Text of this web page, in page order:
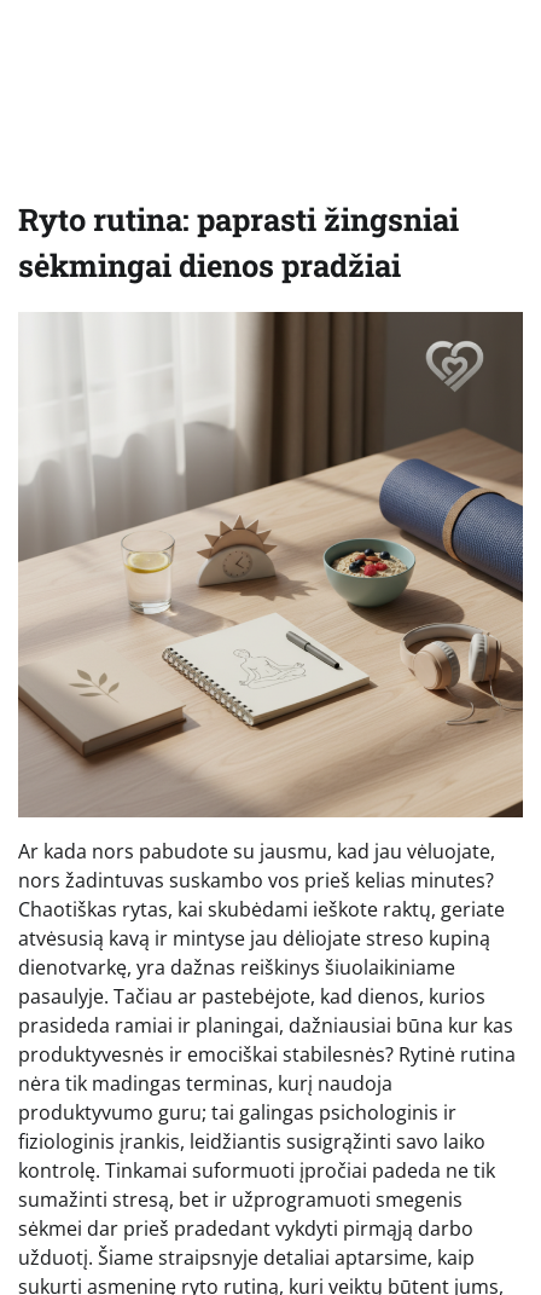
Ryto rutina: paprasti žingsniai
sėkmingai dienos pradžiai
Ar kada nors pabudote su jausmu, kad jau vėluojate,
nors žadintuvas suskambo vos prieš kelias minutes?
Chaotiškas rytas, kai skubėdami ieškote raktų, geriate
atvėsusią kavą ir mintyse jau dėliojate streso kupiną
dienotvarkę, yra dažnas reiškinys šiuolaikiniame
pasaulyje. Tačiau ar pastebėjote, kad dienos, kurios
prasideda ramiai ir planingai, dažniausiai būna kur kas
produktyvesnės ir emociškai stabilesnės? Rytinė rutina
nėra tik madingas terminas, kurį naudoja
produktyvumo guru; tai galingas psichologinis ir
fiziologinis įrankis, leidžiantis susigrąžinti savo laiko
kontrolę. Tinkamai suformuoti įpročiai padeda ne tik
sumažinti stresą, bet ir užprogramuoti smegenis
sėkmei dar prieš pradedant vykdyti pirmąją darbo
užduotį. Šiame straipsnyje detaliai aptarsime, kaip
sukurti asmeninę ryto rutiną, kuri veiktų būtent jums,